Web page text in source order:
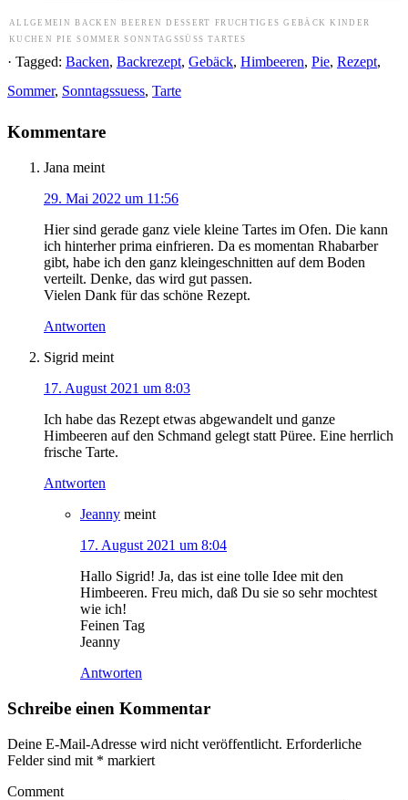
ALLGEMEIN BACKEN BEEREN DESSERT FRUCHTIGES GEBÄCK
KINDER
KUCHEN
PIE SOMMER SONNTAGSSÜSS TARTES
· Tagged: Backen, Backrezept, Gebäck, Himbeeren, Pie, Rezept,
Sommer, Sonntagssuess, Tarte
Kommentare
Jana meint
29. Mai 2022 um 11:56
Hier sind gerade ganz viele kleine Tartes im Ofen. Die kann
ich hinterher prima einfrieren. Da es momentan Rhabarber
gibt, habe ich den ganz kleingeschnitten auf dem Boden
verteilt. Denke, das wird gut passen.
Vielen Dank für das schöne Rezept.
Antworten
Sigrid meint
17. August 2021 um 8:03
Ich habe das Rezept etwas abgewandelt und ganze
Himbeeren auf den Schmand gelegt statt Püree. Eine herrlich
frische Tarte.
Antworten
Jeanny meint
17. August 2021 um 8:04
Hallo Sigrid! Ja, das ist eine tolle Idee mit den
Himbeeren. Freu mich, daß Du sie so sehr mochtest
wie ich!
Feinen Tag
Jeanny
Antworten
Schreibe einen Kommentar
Deine E-Mail-Adresse wird nicht veröffentlicht. Erforderliche
Felder sind mit * markiert
Comment